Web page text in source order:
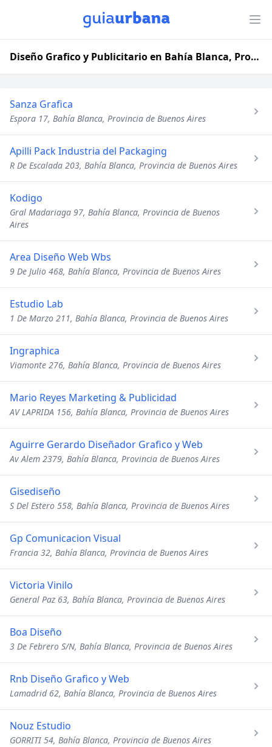
Diseño Grafico y Publicitario en Bahía Blanca, Provincia de Buenos Aires
Sanza Grafica
Espora 17, Bahía Blanca, Provincia de Buenos Aires
Apilli Pack Industria del Packaging
R De Escalada 203, Bahía Blanca, Provincia de Buenos Aires
Kodigo
Gral Madariaga 97, Bahía Blanca, Provincia de Buenos
Aires
Area Diseño Web Wbs
9 De Julio 468, Bahía Blanca, Provincia de Buenos Aires
Estudio Lab
1 De Marzo 211, Bahía Blanca, Provincia de Buenos Aires
Ingraphica
Viamonte 276, Bahía Blanca, Provincia de Buenos Aires
Mario Reyes Marketing & Publicidad
AV LAPRIDA 156, Bahía Blanca, Provincia de Buenos Aires
Aguirre Gerardo Diseñador Grafico y Web
Av Alem 2379, Bahía Blanca, Provincia de Buenos Aires
Gisediseño
S Del Estero 558, Bahía Blanca, Provincia de Buenos Aires
Gp Comunicacion Visual
Francia 32, Bahía Blanca, Provincia de Buenos Aires
Victoria Vinilo
General Paz 63, Bahía Blanca, Provincia de Buenos Aires
Boa Diseño
3 De Febrero S/N, Bahía Blanca, Provincia de Buenos Aires
Rnb Diseño Grafico y Web
Lamadrid 62, Bahía Blanca, Provincia de Buenos Aires
Nouz Estudio
GORRITI 54, Bahía Blanca, Provincia de Buenos Aires